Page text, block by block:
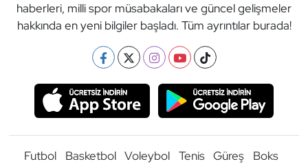
haberleri, milli spor müsabakaları ve güncel gelişmeler
hakkında en yeni bilgiler başladı. Tüm ayrıntılar burada!
Futbol Basketbol Voleybol Tenis Güreş
Boks